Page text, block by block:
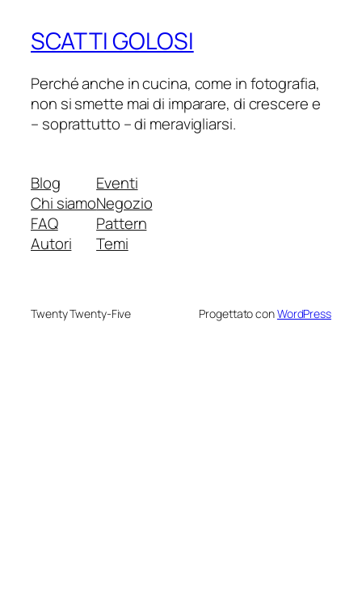
SCATTI GOLOSI
Perché anche in cucina, come in fotografia,
non si smette mai di imparare, di crescere e
– soprattutto – di meravigliarsi.
Blog
Chi siamo
FAQ
Autori
Eventi
Negozio
Pattern
Temi
Twenty Twenty-Five Progettato conWordPress